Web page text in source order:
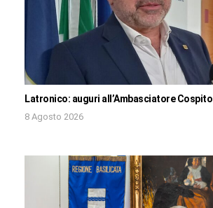
Latronico: auguri all’Ambasciatore Cospito
8 Agosto 2026